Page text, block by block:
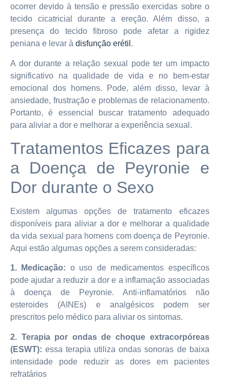
ocorrer devido à tensão e pressão exercidas sobre o
tecido cicatricial durante a ereção. Além disso, a
presença do tecido fibroso pode afetar a rigidez
peniana e levar à disfunção erétil .
A dor durante a relação sexual pode ter um impacto
significativo na qualidade de vida e no bem-estar
emocional dos homens. Pode, além disso, levar à
ansiedade, frustração e problemas de relacionamento.
Portanto, é essencial buscar tratamento adequado
para aliviar a dor e melhorar a experiência sexual.
Tratamentos Eficazes para
a Doença de Peyronie e
Dor durante o Sexo
Existem algumas opções de tratamento eficazes
disponíveis para aliviar a dor e melhorar a qualidade
da vida sexual para homens com doença de Peyronie.
Aqui estão algumas opções a serem consideradas:
1. Medicação: o uso de medicamentos específicos
pode ajudar a reduzir a dor e a inflamação associadas
à doença de Peyronie. Anti-inflamatórios não
esteroides (AINEs) e analgésicos podem ser
prescritos pelo médico para aliviar os sintomas.
2. Terapia por ondas de choque extracorpóreas
(ESWT): essa terapia utiliza ondas sonoras de baixa
intensidade pode reduzir as dores em pacientes
refratários